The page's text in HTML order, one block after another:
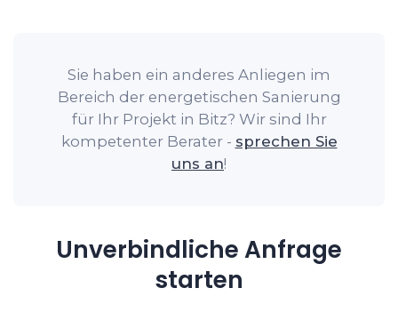
Sie haben ein anderes Anliegen im
Bereich der energetischen Sanierung
für Ihr Projekt in Bitz? Wir sind Ihr
kompetenter Berater - sprechen Sie
uns an!
Unverbindliche Anfrage
starten